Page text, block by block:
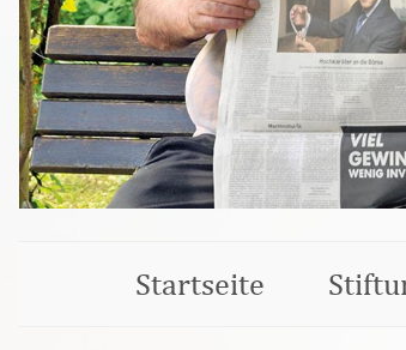
Startseite